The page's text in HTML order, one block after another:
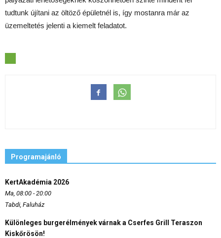
tudtunk újítani az öltöző épületnél is, így mostanra már az
üzemeltetés jelenti a kiemelt feladatot.
Programajánló
KertAkadémia 2026
Ma, 08:00 - 20:00
Tabdi, Faluház
Különleges burgerélmények várnak a Cserfes Grill Teraszon
Kiskőrösön!